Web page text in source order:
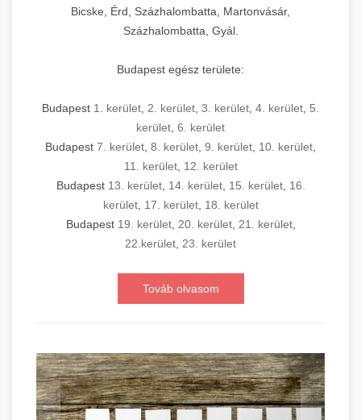
Bicske, Érd, Százhalombatta, Martonvásár,
Százhalombatta, Gyál.
Budapest egész területe:
Budapest 1. kerület, 2. kerület, 3. kerület, 4. kerület, 5.
kerület, 6. kerület
Budapest 7. kerület, 8. kerület, 9. kerület, 10. kerület,
11. kerület, 12. kerület
Budapest 13. kerület, 14. kerület, 15. kerület, 16.
kerület, 17. kerület, 18. kerület
Budapest 19. kerület, 20. kerület, 21. kerület,
22.kerület, 23. kerület
Továb olvasom